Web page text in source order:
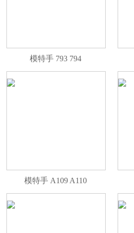
模特手 793 794
模特手 A109 A110